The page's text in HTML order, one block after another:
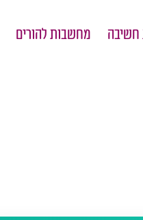
חשיבה מחשבות להורים